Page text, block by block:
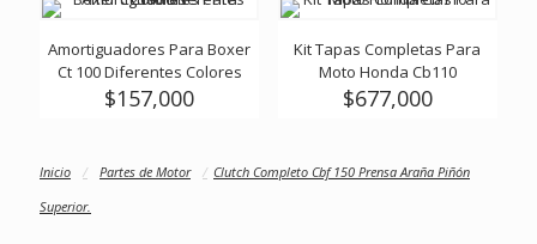
Amortiguadores Para Boxer
Ct 100 Diferentes Colores
$157,000
tiene
Kit Tapas Completas Para
Moto Honda Cb110
$677,000
Inicio / Partes de Motor / Clutch Completo Cbf 150 Prensa Araña Piñón
Superior.